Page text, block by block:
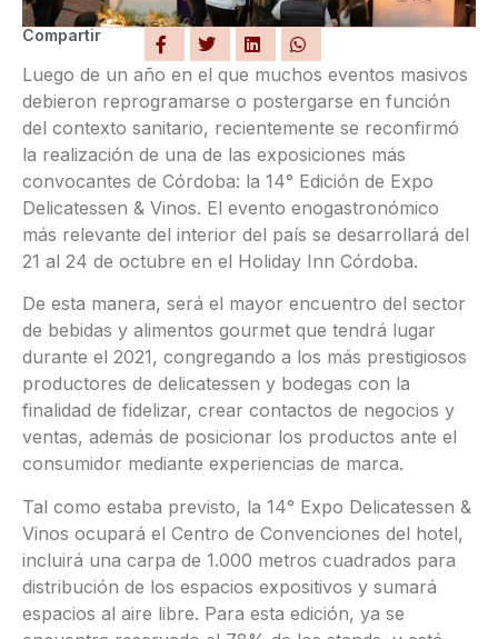
Compartir
Luego de un año en el que muchos eventos masivos
debieron reprogramarse o postergarse en función
del contexto sanitario, recientemente se reconfirmó
la realización de una de las exposiciones más
convocantes de Córdoba: la 14° Edición de Expo
Delicatessen & Vinos. El evento enogastronómico
más relevante del interior del país se desarrollará del
21 al 24 de octubre en el Holiday Inn Córdoba.
De esta manera, será el mayor encuentro del sector
de bebidas y alimentos gourmet que tendrá lugar
durante el 2021, congregando a los más prestigiosos
productores de delicatessen y bodegas con la
finalidad de fidelizar, crear contactos de negocios y
ventas, además de posicionar los productos ante el
consumidor mediante experiencias de marca.
Tal como estaba previsto, la 14° Expo Delicatessen &
Vinos ocupará el Centro de Convenciones del hotel,
incluirá una carpa de 1.000 metros cuadrados para
distribución de los espacios expositivos y sumará
espacios al aire libre. Para esta edición, ya se